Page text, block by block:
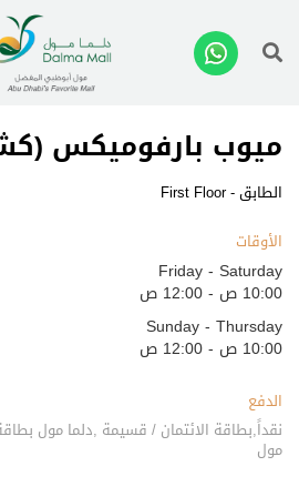
ميوب بارفوميكس
الطابق - First Floor
الأوقات
Friday - Saturday
10:00 ص - 12:00 ص
Sunday - Thursday
10:00 ص - 12:00 ص
الدفع
نقداً,بطاقة الائتمان / قسيمة ,دلما مول
مول